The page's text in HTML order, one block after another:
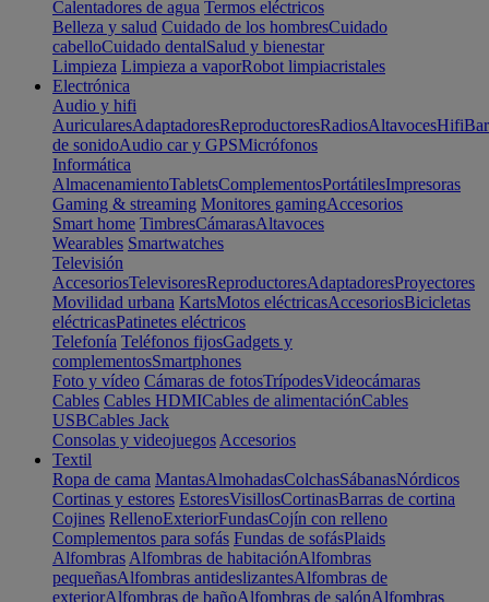
Calentadores de agua Termos eléctricos
Belleza y salud Cuidado de los hombresCuidado
cabelloCuidado dentalSalud y bienestar
Limpieza Limpieza a vaporRobot limpiacristales
Electrónica
Audio y hifi
AuricularesAdaptadoresReproductoresRadiosAltavocesHifi
de sonidoAudio car y GPSMicrófonos
Informática
AlmacenamientoTabletsComplementosPortátilesImpresoras
Gaming & streaming Monitores gamingAccesorios
Smart home TimbresCámarasAltavoces
Wearables Smartwatches
Televisión
AccesoriosTelevisoresReproductoresAdaptadoresProyectores
Movilidad urbana KartsMotos eléctricasAccesoriosBicicletas
eléctricasPatinetes eléctricos
Telefonía Teléfonos fijosGadgets y
complementosSmartphones
Foto y vídeo Cámaras de fotosTrípodesVideocámaras
Cables Cables HDMICables de alimentaciónCables
USBCables Jack
Consolas y videojuegos Accesorios
Textil
Ropa de cama MantasAlmohadasColchasSábanasNórdicos
Cortinas y estores EstoresVisillosCortinasBarras de cortina
Cojines RellenoExteriorFundasCojín con relleno
Complementos para sofás Fundas de sofásPlaids
Alfombras Alfombras de habitaciónAlfombras
pequeñasAlfombras antideslizantesAlfombras de
exteriorAlfombras de bañoAlfombras de salónAlfombras